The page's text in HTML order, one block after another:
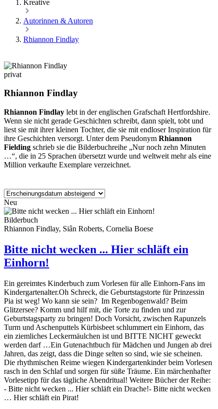
Kreative
Autorinnen & Autoren
Rhiannon Findlay
privat
Rhiannon Findlay
Rhiannon Findlay lebt in der englischen Grafschaft Hertfordshire.
Wenn sie nicht gerade Geschichten schreibt, dann spielt, tobt und
liest sie mit ihrer kleinen Tochter, die sie mit endloser Inspiration für
ihre Geschichten versorgt. Unter dem Pseudonym Rhiannon
Fielding schrieb sie die Bilderbuchreihe „Nur noch zehn Minuten
…“, die in 25 Sprachen übersetzt wurde und weltweit mehr als eine
Million verkaufte Exemplare verzeichnet.
Neu
Bilderbuch
Rhiannon Findlay, Siân Roberts, Cornelia Boese
Bitte nicht wecken ... Hier schläft ein
Einhorn!
Ein gereimtes Kinderbuch zum Vorlesen für alle Einhorn-Fans im
Kindergartenalter.Oh Schreck, die Geburtstagstorte für Prinzessin
Pia ist weg! Wo kann sie sein? Im Regenbogenwald? Beim
Glitzersee? Komm und hilf mit, die Torte zu finden und zur
Geburtstagsparty zu bringen! Doch Vorsicht, zwischen Rapunzels
Turm und Aschenputtels Kürbisbeet schlummert ein Einhorn, das
ein ziemliches Leckermäulchen ist und BITTE NICHT geweckt
werden darf …Ein Gutenachtbuch für Mädchen und Jungen ab drei
Jahren, das zeigt, dass die Dinge selten so sind, wie sie scheinen.
Die rhythmischen Reime wiegen Kindergartenkinder beim Vorlesen
rasch in den Schlaf und sorgen für süße Träume. Ein märchenhafter
Vorlesetipp für das tägliche Abendritual! Weitere Bücher der Reihe:
- Bitte nicht wecken ... Hier schläft ein Drache!- Bitte nicht wecken
… Hier schläft ein Pirat!